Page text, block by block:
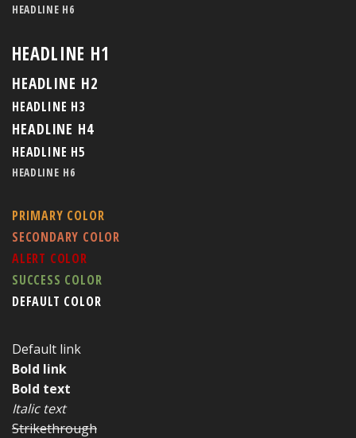
HEADLINE H6
HEADLINE H1
HEADLINE H2
HEADLINE H3
HEADLINE H4
HEADLINE H5
HEADLINE H6
PRIMARY COLOR
SECONDARY COLOR
ALERT COLOR
SUCCESS COLOR
DEFAULT COLOR
Default link
Bold link
Bold text
Italic text
Strikethrough